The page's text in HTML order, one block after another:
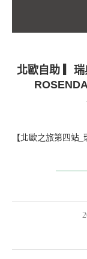
北歐自助 ▎瑞
【北歐之旅第四站